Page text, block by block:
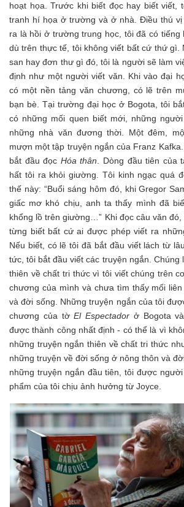
hoạt họa. Trước khi biết đọc hay biết viết,
tranh hí họa ở trường và ở nhà. Điều thú
ra là hồi ở trường trung học, tôi đã có tiếng
dù trên thực tế, tôi không viết bất cứ thứ gì.
san hay đơn thư gì đó, tôi là người sẽ làm
định như một người viết văn. Khi vào đại
có một nền tảng văn chương, có lẽ trên
bạn bè. Tại trường đại học ở Bogota, tôi
có những mối quen biết mới, những
những nhà văn đương thời. Một đêm,
mượn một tập truyện ngắn của Franz
bắt đầu đọc Hóa thân. Dòng đầu tiên của
hất tôi ra khỏi giường. Tôi kinh ngạc quá
thế này: “Buổi sáng hôm đó, khi Gregor
giấc mơ khó chịu, anh ta thấy mình đã
khổng lồ trên giường…” Khi đọc câu văn
từng biết bất cứ ai được phép viết ra
Nếu biết, có lẽ tôi đã bắt đầu viết lách từ
tức, tôi bắt đầu viết các truyện ngắn. Chúng
thiên về chất tri thức vì tôi viết chúng trên
chương của mình và chưa tìm thấy mối
và đời sống. Những truyện ngắn của tôi
chương của tờEl Espectador ở Bogota
được thành công nhất định - có thể là vì
những truyện ngắn thiên về chất tri thức
những truyện về đời sống ở nông thôn và
những truyện ngắn đầu tiên, tôi được
phẩm của tôi chịu ảnh hưởng từ Joyce.